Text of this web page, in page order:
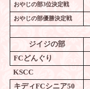
おやじの部3位決定戦
おやじの部優勝決定戦
ジイジの部
FCどんぐり
KSCC
キディFCシニア50